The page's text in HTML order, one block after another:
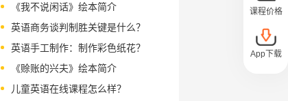
《我不说闲话》绘本简介
英语商务谈判制胜关键是什么？
英语手工制作：制作彩色纸花？
《赊账的兴夫》绘本简介
儿童英语在线课程怎么样？
课程价格
App下载